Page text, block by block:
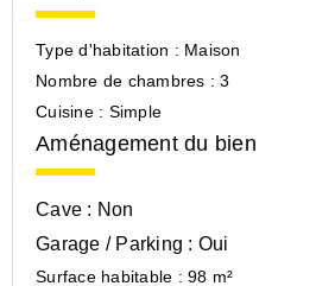
Type d'habitation : Maison
Nombre de chambres :3
Cuisine : Simple
Aménagement du bien
Cave : Non
Garage / Parking : Oui
Surface habitable : 98 m²